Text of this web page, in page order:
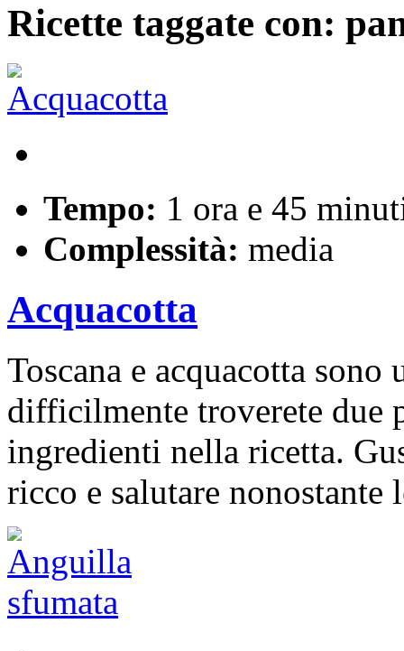
Ricette taggate con:
Tempo: 1 ora e 45
Complessità: media
Acquacotta
Toscana e acquacotta
difficilmente troverete due
ingredienti nella ricetta.
ricco e salutare